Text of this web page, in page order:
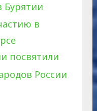
Бурятии
в
посвятили
России